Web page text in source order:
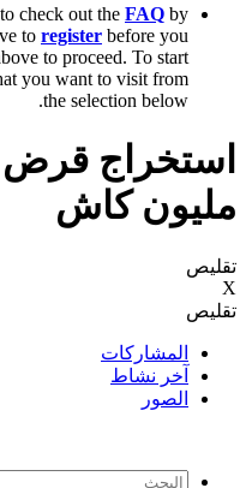
check out the FAQ by
to register before you
to proceed. To start
you want to visit from
the selection below.
مليون كاش
تقليص
X
تقليص
المشاركات
آخر نشاط
الصور